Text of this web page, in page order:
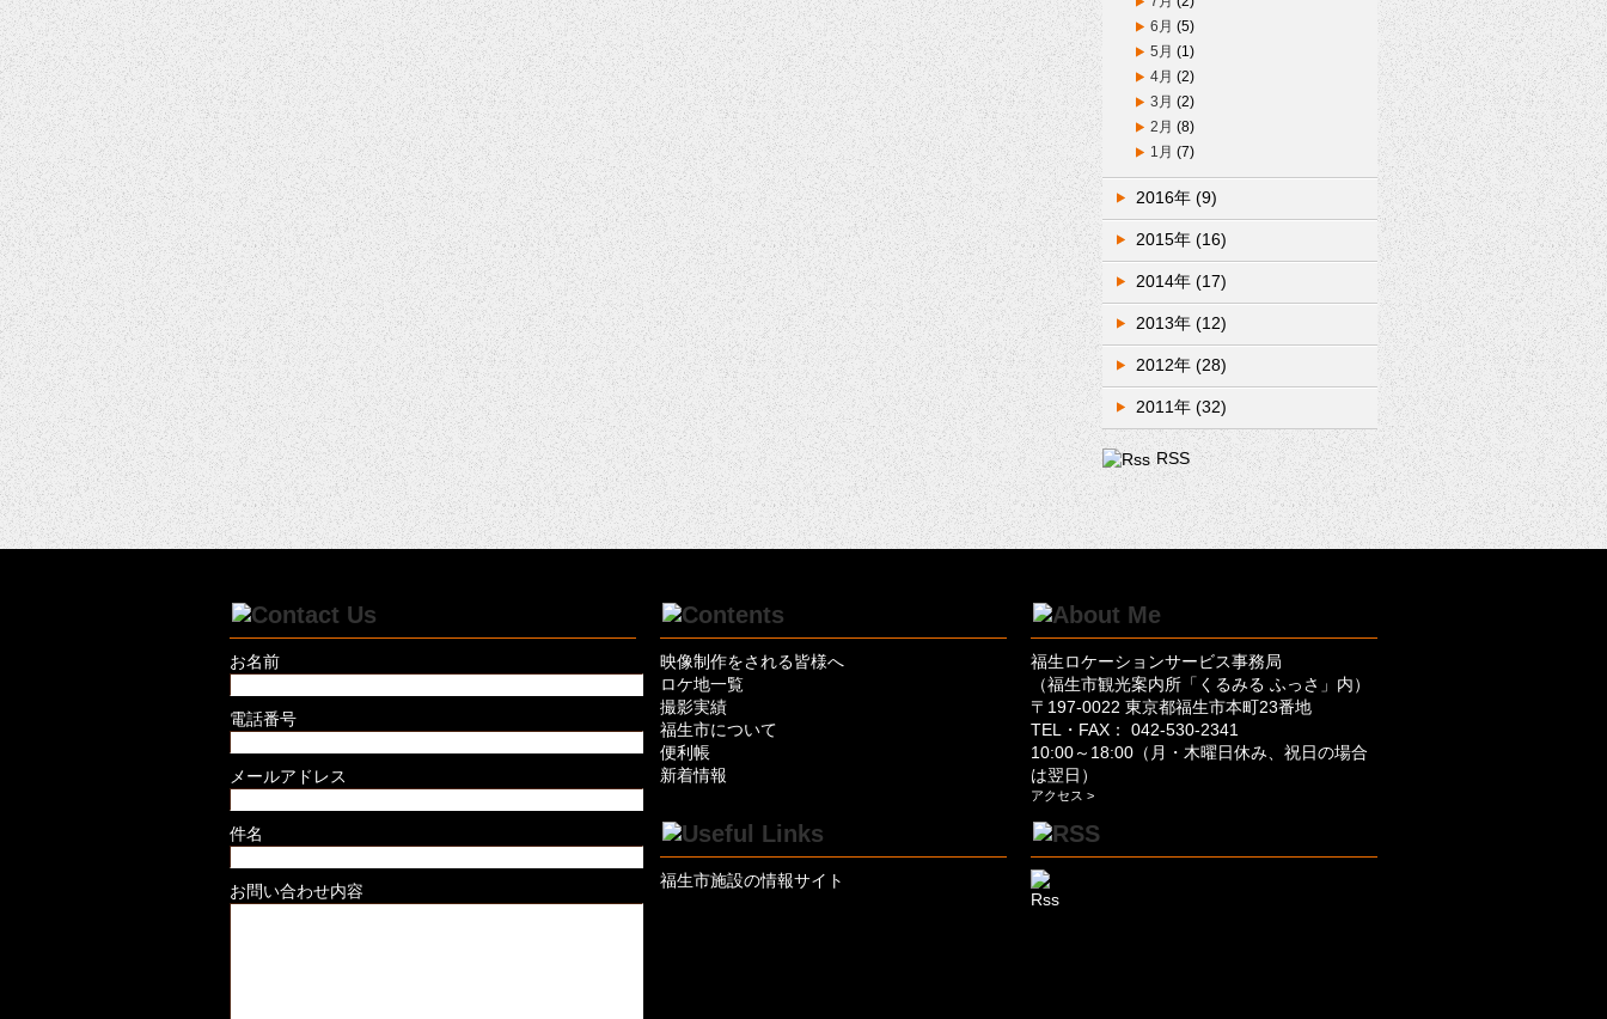
6月 (5)
5月 (1)
4月 (2)
3月 (2)
2月 (8)
1月 (7)
2016年 (9)
2015年 (16)
2014年 (17)
2013年 (12)
2012年 (28)
2011年 (32)
RSS
お名前
電話番号
メールアドレス
件名
お問い合わせ内容
映像制作をされる皆様へ
ロケ地一覧
撮影実績
福生市について
便利帳
新着情報
福生市施設の情報サイト
福生ロケーションサービス事務局
（福生市観光案内所「くるみる ふっさ」内）
〒197-0022 東京都福生市本町23番地
TEL・FAX： 042-530-2341
10:00～18:00（月・木曜日休み、祝日の場合
は翌日）
アクセス >